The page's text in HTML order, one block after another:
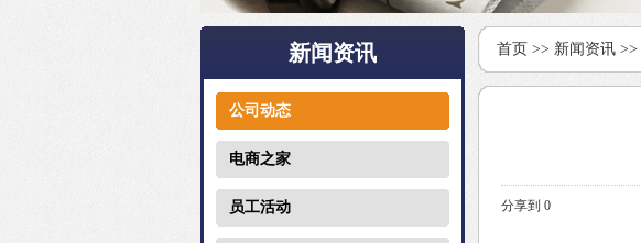
新闻资讯
公司动态
电商之家
员工活动
首页 >> 新闻资讯 >>
分享到 0